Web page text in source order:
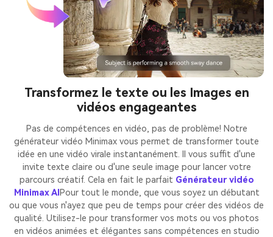
Transformez le texte ou les Images en
vidéos engageantes
Pas de compétences en vidéo, pas de problème! Notre
générateur vidéo Minimax vous permet de transformer toute
idée en une vidéo virale instantanément. Il vous suffit d'une
invite texte claire ou d'une seule image pour lancer votre
parcours créatif. Cela en fait le parfait Générateur vidéo
Minimax AI Pour tout le monde, que vous soyez un débutant
ou que vous n'ayez que peu de temps pour créer des vidéos de
qualité. Utilisez-le pour transformer vos mots ou vos photos
en vidéos animées et élégantes sans compétences en studio